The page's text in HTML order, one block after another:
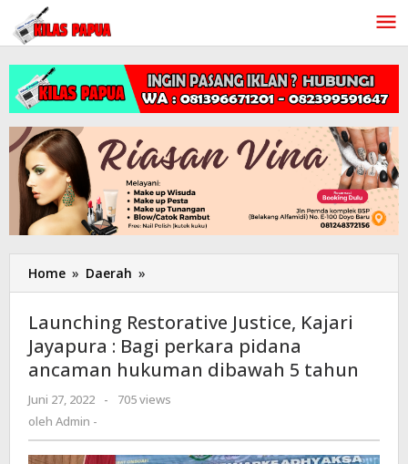
Lewati
konten
Home » Daerah »
Restorative
Kajari
Jayapura
:
perkara
ancaman
Launching Restorative Justice, Kajari
Jayapura : Bagi perkara pidana
ancaman hukuman dibawah 5 tahun
Juni 27, 2022
oleh
-
705 views
oleh Admin -